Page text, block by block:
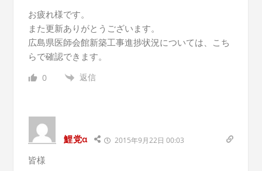
お疲れ様です。
また更新ありがとうございます。
広島県医師会館新築工事進捗状況については、こち
らで確認できます。
0 返信
鯉党α 2015年9月22日 00:03
皆様